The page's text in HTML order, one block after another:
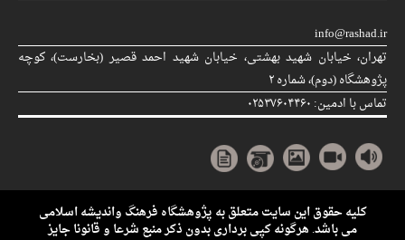
info@rashad.ir
تهران، خیابان شهید بهشتی، خیابان شهید احمد قصیر (بخارست)، كوچه
پژوهشگاه (دوم)، شماره ۲
تماس با ادمین: ۰۲۵۳۷۶۰۴۴۶۰
کلیه حقوق این سایت متعلق به پژوهشگاه فرهنگ وانديشه اسلامی
می باشد. هرگونه کپی برداری بدون ذکر منبع شرعا و قانونا جایز